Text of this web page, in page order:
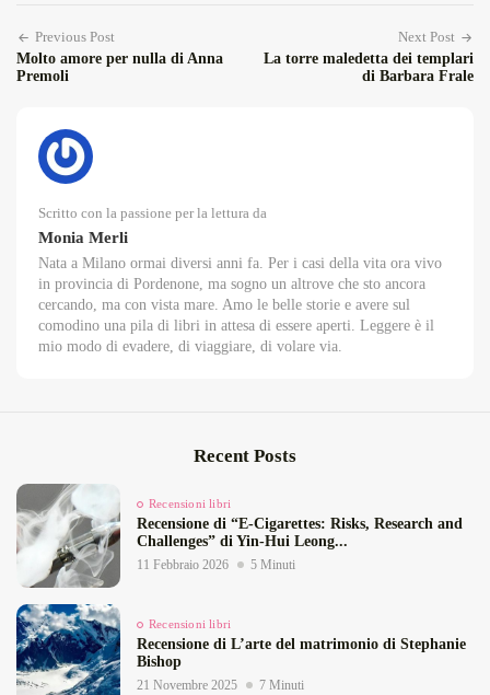
Previous Post
Molto amore per nulla di Anna
Premoli
Next Post
La torre maledetta dei templari
di Barbara Frale
Scritto con la passione per la lettura da
Monia Merli
Nata a Milano ormai diversi anni fa. Per i casi della vita ora vivo
in provincia di Pordenone, ma sogno un altrove che sto ancora
cercando, ma con vista mare. Amo le belle storie e avere sul
comodino una pila di libri in attesa di essere aperti. Leggere è il
mio modo di evadere, di viaggiare, di volare via.
Recent Posts
Recensioni libri
Recensione di “E‑Cigarettes: Risks, Research and
Challenges” di Yin‑Hui Leong...
11 Febbraio 2026 5 Minuti
Recensioni libri
Recensione di L’arte del matrimonio di Stephanie
Bishop
21 Novembre 2025 7 Minuti